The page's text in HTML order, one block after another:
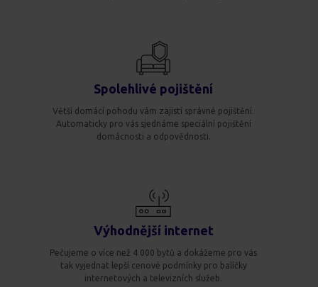
Spolehlivé pojištění
Větší domácí pohodu vám zajistí správné pojištění.
Automaticky pro vás sjednáme speciální pojištění
domácnosti a odpovědnosti.
Výhodnější internet
Pečujeme o více než 4 000 bytů a dokážeme pro vás
tak vyjednat lepší cenové podmínky pro balíčky
internetových a televizních služeb.